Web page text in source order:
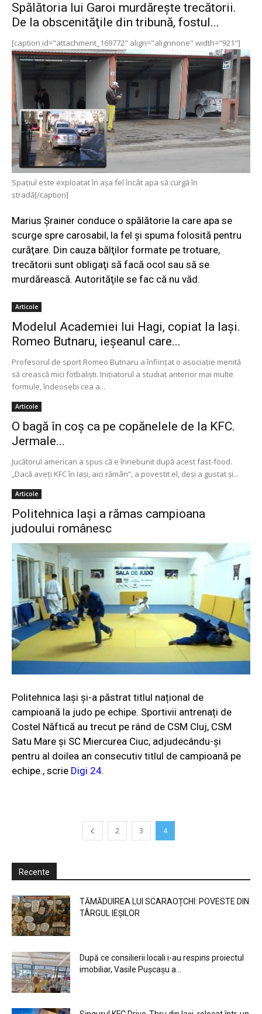
Spălătoria lui Garoi murdăreşte trecătorii.
De la obscenităţile din tribună, fostul...
[caption id="attachment_169772" align="alignnone" width="921"]
Spaţiul este exploatat în aşa fel încât apa să curgă în
stradă[/caption]
Marius Şrainer conduce o spălătorie la care apa se
scurge spre carosabil, la fel şi spuma folosită pentru
curăţare. Din cauza bălţilor formate pe trotuare,
trecătorii sunt obligaţi să facă ocol sau să se
murdărească. Autorităţile se fac că nu văd.
Articole
Modelul Academiei lui Hagi, copiat la Iaşi.
Romeo Butnaru, ieşeanul care...
Profesorul de sport Romeo Butnaru a înfiinţat o asociaţie menită
să crească mici fotbalişti. Iniţiatorul a studiat anterior mai multe
formule, îndeosebi cea a...
Articole
O bagă în coș ca pe copănelele de la KFC.
Jermale...
Jucătorul american a spus că e înnebunit după acest fast-food.
„Dacă aveți KFC în Iași, aici rămân”, a povestit el, deși a gustat și...
Articole
Politehnica Iași a rămas campioana
judoului românesc
Politehnica Iași și-a păstrat titlul național de
campioană la judo pe echipe. Sportivii antrenați de
Costel Năftică au trecut pe rând de CSM Cluj, CSM
Satu Mare și SC Miercurea Ciuc, adjudecându-și
pentru al doilea an consecutiv titlul de campioană pe
echipe., scrie Digi 24.
2 3 4
Recente
TĂMĂDUIREA LUI SCARAOȚCHI: POVESTE DIN
TÂRGUL IEȘILOR
După ce consilierii locali i-au respins proiectul
imobiliar, Vasile Pușcașu a...